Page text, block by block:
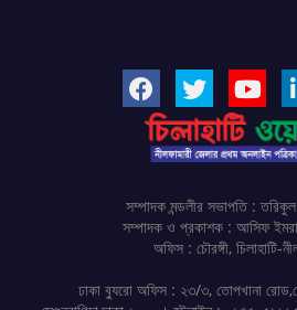
সম্পাদক মন্ডলীর সভাপতি :
সম্পাদক ও প্রকাশক : আসিফ
অফিস : চৌরঙ্গী, চিলাহাটি-
ঢাকা ব্যুরো অফিস : ২৩/৩, তোপখানা